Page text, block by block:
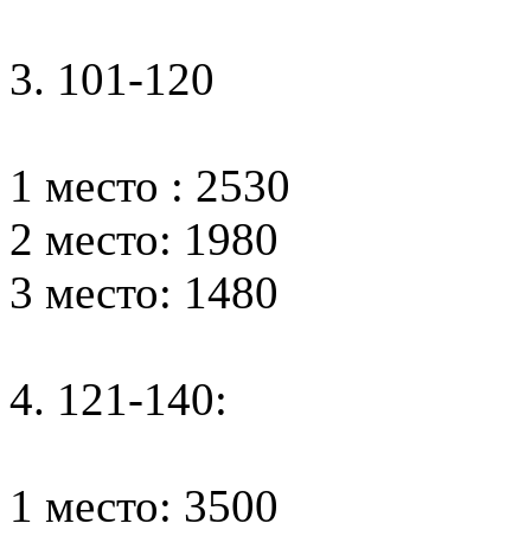
3. 101-120
1 место : 2530
2 место: 1980
3 место: 1480
4. 121-140:
1 место: 3500